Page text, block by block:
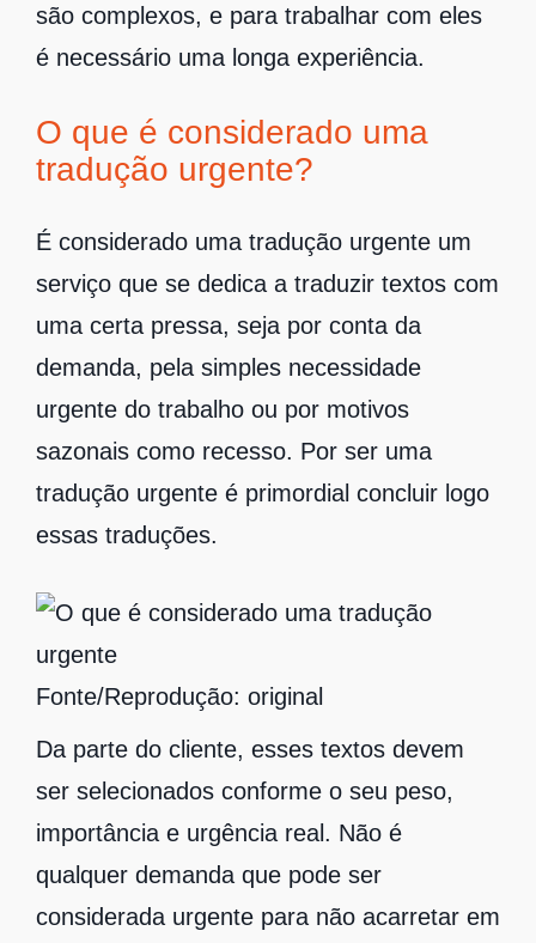
são complexos, e para trabalhar com eles
é necessário uma longa experiência.
O que é considerado uma
tradução urgente?
É considerado uma tradução urgente um
serviço que se dedica a traduzir textos com
uma certa pressa, seja por conta da
demanda, pela simples necessidade
urgente do trabalho ou por motivos
sazonais como recesso. Por ser uma
tradução urgente é primordial concluir logo
essas traduções.
Fonte/Reprodução: original
Da parte do cliente, esses textos devem
ser selecionados conforme o seu peso,
importância e urgência real. Não é
qualquer demanda que pode ser
considerada urgente para não acarretar em